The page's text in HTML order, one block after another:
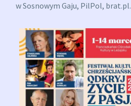
w Sosnowym Gaju, PilPol, brat.pl.